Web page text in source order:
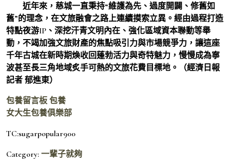
近年來，慈城一直秉持“維護為先、過度開闢、修舊如
舊”的理念，在文旅融會之路上連續摸索立異。經由過程打造
特點夜游IP、深挖汗青文明內在、強化區域資本聯動等舉
動，不竭加強文旅財產的焦點吸引力與市場競爭力，讓這座
千年古城在新時期煥收回蓬勃活力與奇特魅力，慢慢成為寧
波甚至長三角地域炙手可熱的文旅花費目標地。（經濟日報
記者 郁進東）
包養留言板 包養
女大生包養俱樂部
TC:sugarpopular900
Category: 一輩子就夠